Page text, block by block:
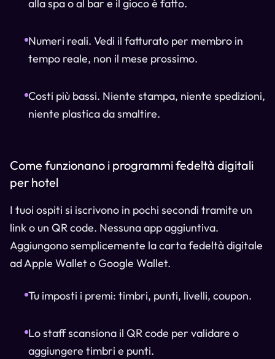
alla spa o al bar e il gioco è fatto.
Numeri reali. Vedi il fatturato per membro in
tempo reale, non il mese prossimo.
Costi più bassi. Niente stampa, niente spedizioni,
niente plastica da smaltire.
Come funzionano i programmi fedeltà digitali
per hotel
I tuoi ospiti si iscrivono in pochi secondi tramite un
link o un QR code. Nessuna app aggiuntiva.
Aggiungono semplicemente la carta fedeltà digitale
ad Apple Wallet o Google Wallet.
Tu imposti i premi: timbri, punti, livelli, coupon.
Lo staff scansiona il QR code per validare o
aggiungere timbri e punti.